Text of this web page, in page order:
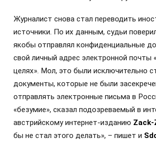
Журналист снова стал переводить
источники. По их данным, судьи
якобы отправлял конфиденциальные
свой личный адрес электронной почты
целях». Мол, это были исключительно
документы, которые не были
отправлять электронные письма в
«безумие», сказал подозреваемый в
австрийскому интернет-изданию Zack-
бы не стал этого делать», – пишет и S